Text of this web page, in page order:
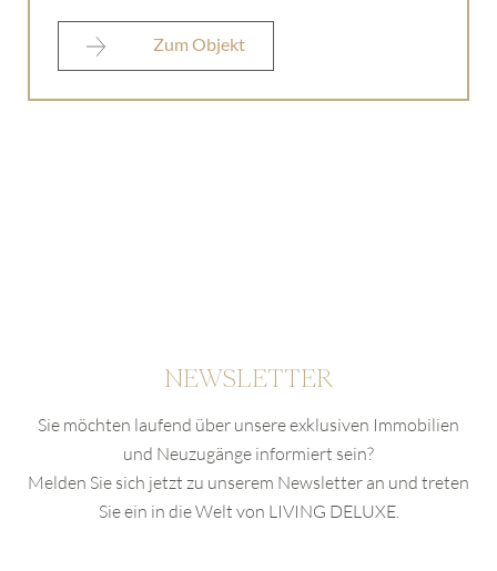
Zum Objekt
NEWSLETTER
Sie möchten laufend über unsere exklusiven Immobilien
und Neuzugänge informiert sein?
Melden Sie sich jetzt zu unserem Newsletter an und treten
Sie ein in die Welt von LIVING DELUXE.
ausgeblendet